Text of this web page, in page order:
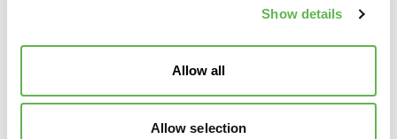
Show details
Allow all
Allow selection